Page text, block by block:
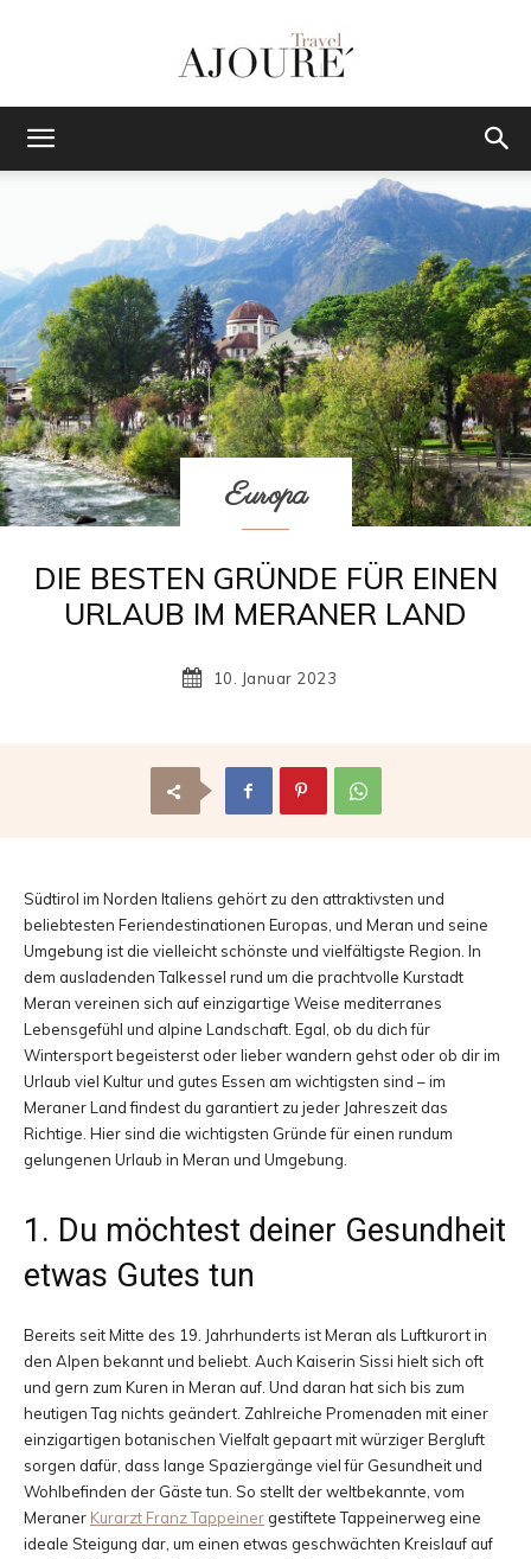
TRAVEL
|
Das
Reisemagazin
Urlaubszielen
aller
Welt
Europa
DIE BESTEN GRÜNDE FÜR EINEN
URLAUB IM MERANER LAND
10. Januar 2023
Südtirol im Norden Italiens gehört zu den attraktivsten und
beliebtesten Feriendestinationen Europas, und Meran und seine
Umgebung ist die vielleicht schönste und vielfältigste Region. In
dem ausladenden Talkessel rund um die prachtvolle Kurstadt
Meran vereinen sich auf einzigartige Weise mediterranes
Lebensgefühl und alpine Landschaft. Egal, ob du dich für
Wintersport begeisterst oder lieber wandern gehst oder ob dir im
Urlaub viel Kultur und gutes Essen am wichtigsten sind – im
Meraner Land findest du garantiert zu jeder Jahreszeit das
Richtige. Hier sind die wichtigsten Gründe für einen rundum
gelungenen Urlaub in Meran und Umgebung.
1. Du möchtest deiner Gesundheit
etwas Gutes tun
Bereits seit Mitte des 19. Jahrhunderts ist Meran als Luftkurort in
den Alpen bekannt und beliebt. Auch Kaiserin Sissi hielt sich oft
und gern zum Kuren in Meran auf. Und daran hat sich bis zum
heutigen Tag nichts geändert. Zahlreiche Promenaden mit einer
einzigartigen botanischen Vielfalt gepaart mit würziger Bergluft
sorgen dafür, dass lange Spaziergänge viel für Gesundheit und
Wohlbefinden der Gäste tun. So stellt der weltbekannte, vom
Meraner Kurarzt Franz Tappeiner gestiftete Tappeinerweg eine
ideale Steigung dar, um einen etwas geschwächten Kreislauf auf